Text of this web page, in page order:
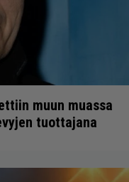
muun muassa
tuottajana